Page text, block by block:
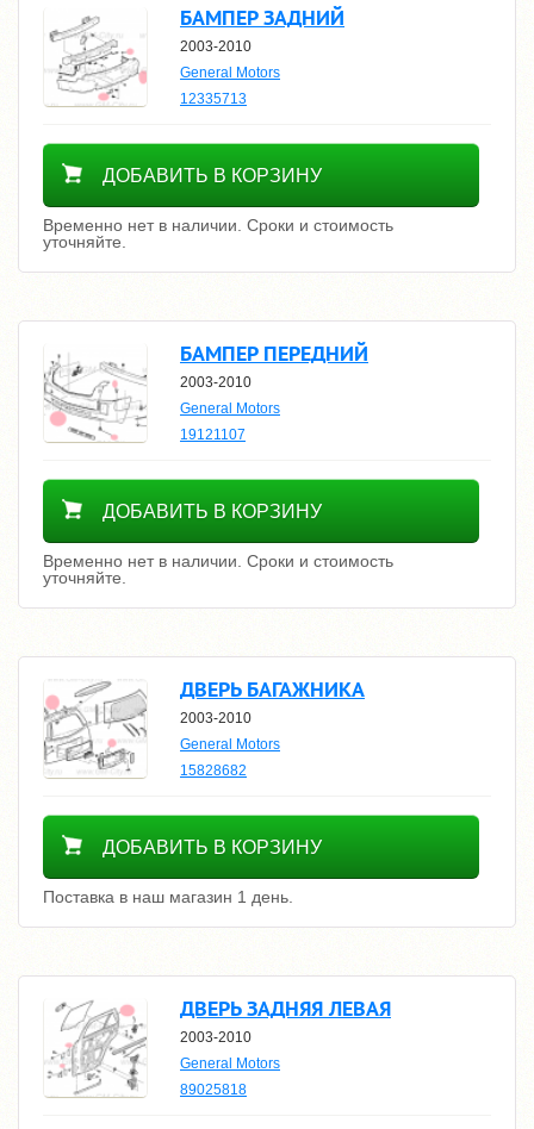
БАМПЕР ЗАДНИЙ
2003-2010
General Motors
12335713
Уточнить цену
ДОБАВИТЬ В КОРЗИНУ
Временно нет в наличии. Сроки и стоимость
уточняйте.
БАМПЕР ПЕРЕДНИЙ
2003-2010
General Motors
19121107
Уточнить цену
ДОБАВИТЬ В КОРЗИНУ
Временно нет в наличии. Сроки и стоимость
уточняйте.
ДВЕРЬ БАГАЖНИКА
2003-2010
General Motors
15828682
18600
ДОБАВИТЬ В КОРЗИНУ
Поставка в наш магазин 1 день.
ДВЕРЬ ЗАДНЯЯ ЛЕВАЯ
2003-2010
General Motors
89025818